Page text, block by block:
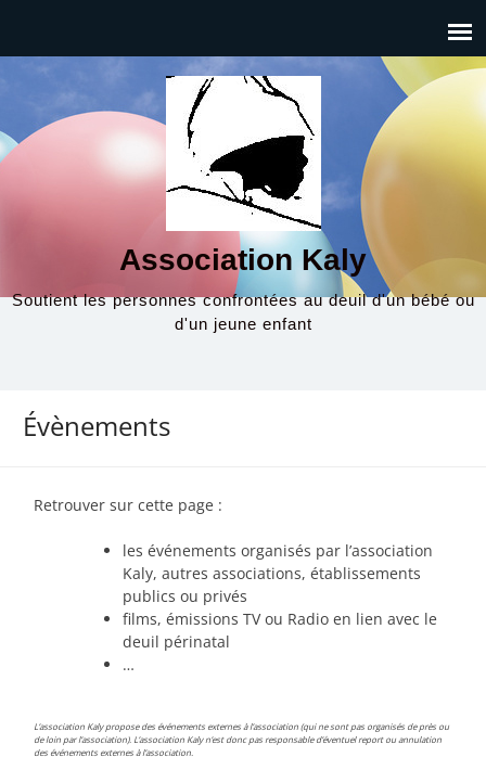
Association Kaly
Soutient les personnes confrontées au deuil d'un bébé ou
d'un jeune enfant
Évènements
Retrouver sur cette page :
les événements organisés par l’association
Kaly, autres associations, établissements
publics ou privés
films, émissions TV ou Radio en lien avec le
deuil périnatal
…
L’association Kaly propose des événements externes à l’association (qui ne sont pas organisés de près ou
de loin par l’association). L’association Kaly n’est donc pas responsable d’éventuel report ou annulation
des événements externes à l’association.
00:00
04:00